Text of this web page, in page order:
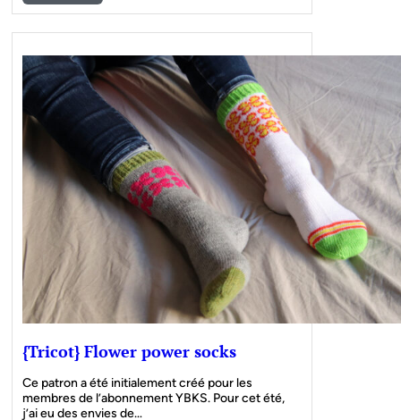
{Tricot} Flower power socks
Ce patron a été initialement créé pour les
membres de l’abonnement YBKS. Pour cet été,
j’ai eu des envies de…